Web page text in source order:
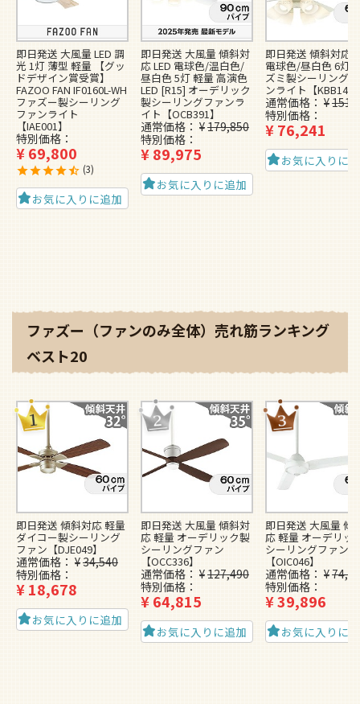
即日発送 大風量 LED 調
光 1灯 薄型 軽量 【グッ
ドデザイン賞受賞】
FAZOO FAN IF0160L-WH
ファズー製シーリング
ファンライト
【IAE001】
特別価格
¥69,800
3
お気に入りに追加
即日発送 大風量 傾斜対
応 LED 電球色/温白色/
昼白色 5灯 軽量 高演色
LED [R15] オーデリック
製シーリングファンラ
イト【OCB391】
通常価格 ¥179,850
特別価格
¥89,975
お気に入りに追加
即日発送 傾斜対応
電球色/昼白色 6灯
ズミ製シーリング
ンライト【KBB148
通常価格 ¥
特別価格
¥76,241
お気に入りに
ファズー（ファンのみ全体）売れ筋ランキング
ベスト20
即日発送 傾斜対応 軽量
ダイコー製シーリング
ファン【DJE049】
通常価格 ¥34,540
特別価格
¥18,678
お気に入りに追加
即日発送 大風量 傾斜対
応 軽量 オーデリック製
シーリングファン
【OCC336】
通常価格 ¥127,490
特別価格
¥64,815
お気に入りに追加
即日発送 大風量 傾
応 軽量 オーデリッ
シーリングファン
【OIC046】
通常価格 ¥
特別価格
¥39,896
お気に入りに